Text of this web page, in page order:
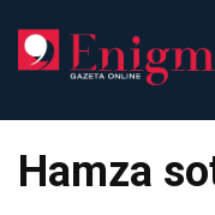
content
Hamza